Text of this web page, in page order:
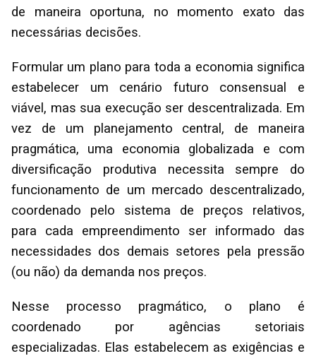
de maneira oportuna, no momento exato das
necessárias decisões.
Formular um plano para toda a economia significa
estabelecer um cenário futuro consensual e
viável, mas sua execução ser descentralizada. Em
vez de um planejamento central, de maneira
pragmática, uma economia globalizada e com
diversificação produtiva necessita sempre do
funcionamento de um mercado descentralizado,
coordenado pelo sistema de preços relativos,
para cada empreendimento ser informado das
necessidades dos demais setores pela pressão
(ou não) da demanda nos preços.
Nesse processo pragmático, o plano é
coordenado por agências setoriais
especializadas. Elas estabelecem as exigências e